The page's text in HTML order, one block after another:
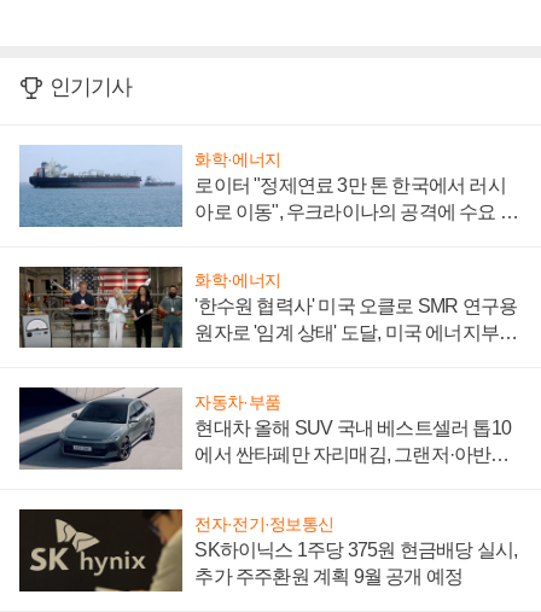
인기기사
화학·에너지
로이터 "정제연료 3만 톤 한국에서 러시
아로 이동", 우크라이나의 공격에 수요 늘
화학·에너지
'한수원 협력사' 미국 오클로 SMR 연구용
원자로 '임계 상태' 도달, 미국 에너지부
자동차·부품
현대차 올해 SUV 국내 베스트셀러 톱10
에서 싼타페만 자리매김, 그랜저·아반떼
전자·전기·정보통신
SK하이닉스 1주당 375원 현금배당 실시,
추가 주주환원 계획 9월 공개 예정